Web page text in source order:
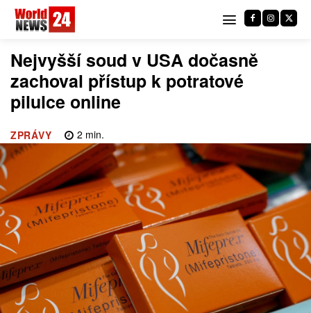
Nejvyšší soud v USA dočasně
zachoval přístup k potratové
pilulce online
ZPRÁVY 2 min.